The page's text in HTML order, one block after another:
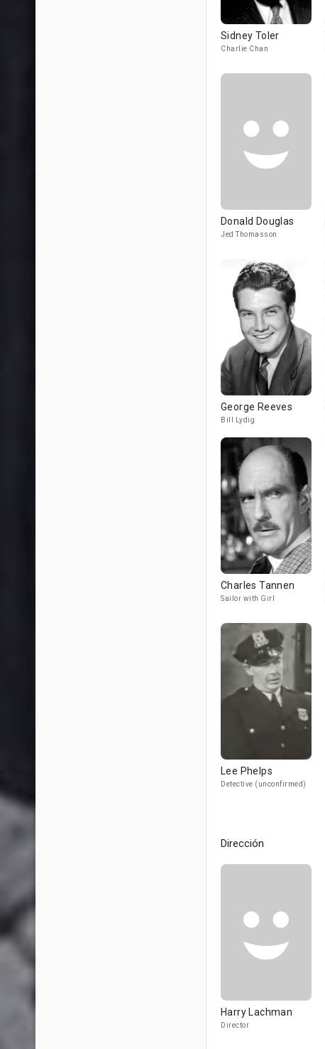
Sidney Toler
Charlie Chan
Donald Douglas
Jed Thomasson
George Reeves
Bill Lydig
Charles Tannen
Sailor with Girl
Lee Phelps
Detective (unconfirmed)
Dirección
Harry Lachman
Director